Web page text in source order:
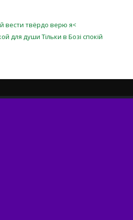
вести твёрдо верю я<
для души Тільки в Бозі спокій